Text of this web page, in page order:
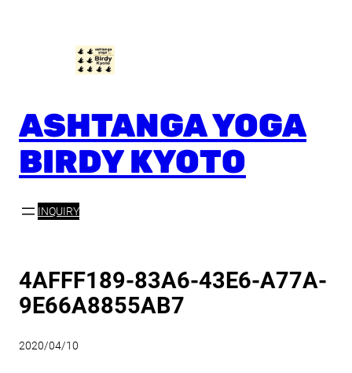
ASHTANGA YOGA
BIRDY KYOTO
INQUIRY
4AFFF189-83A6-43E6-A77A-
9E66A8855AB7
2020/04/10